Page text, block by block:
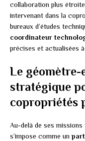
collaboration plus
intervenant dans la
bureaux d’études
coordinateur
précises et actualisées à
Le
stratégique
copropriétés
Au-delà de ses
s’impose comme un